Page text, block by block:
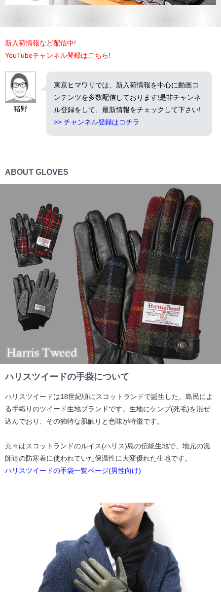
新入荷情報など配信中!
YouTubeチャンネル登録はこちら!
猪野
東京ヒマワリでは、新入荷情報を中心に動画コ
ンテンツを多数配信しております!是非チャンネ
ル登録をして、最新情報をチェックして下さい!
>> チャンネル登録はコチラ
ABOUT GLOVES
ハリスツイードの手袋について
ハリスツイードは18世紀頃にスコットランドで誕生した、島民によ
る手織りのツイード生地ブランドです。生地にケンプ(死毛)を混ぜ
込んでおり、その独特な肌触りと色味が特徴です。
元々はスコットランドのルイス(ハリス)島の伝統生地で、地元の漁
師達の防寒着に使われていた保温性に大変優れた生地です。
ハリスツイードの手袋一覧ページ(男性向け)